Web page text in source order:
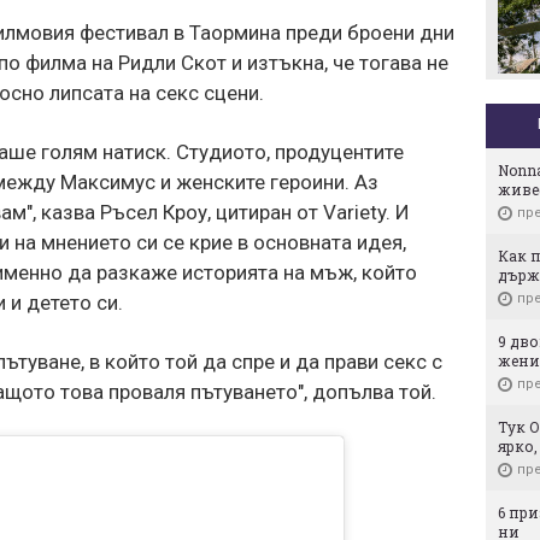
фестивал в Таормина преди броени дни
филма на Ридли Скот и изтъкна, че тогава не
липсата на секс сцени.
голям натиск. Студиото, продуцентите
Максимус и женските героини. Аз
казва Ръсел Кроу, цитиран от Variety. И
мнението си се крие в основната идея,
да разкаже историята на мъж, който
детето си.
в който той да спре и да прави секс с
това проваля пътуването", допълва той.
Как
9
Тук
6
ни